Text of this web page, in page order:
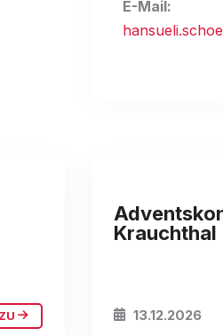
E-Mail:
Krauchthal
13.12.2026